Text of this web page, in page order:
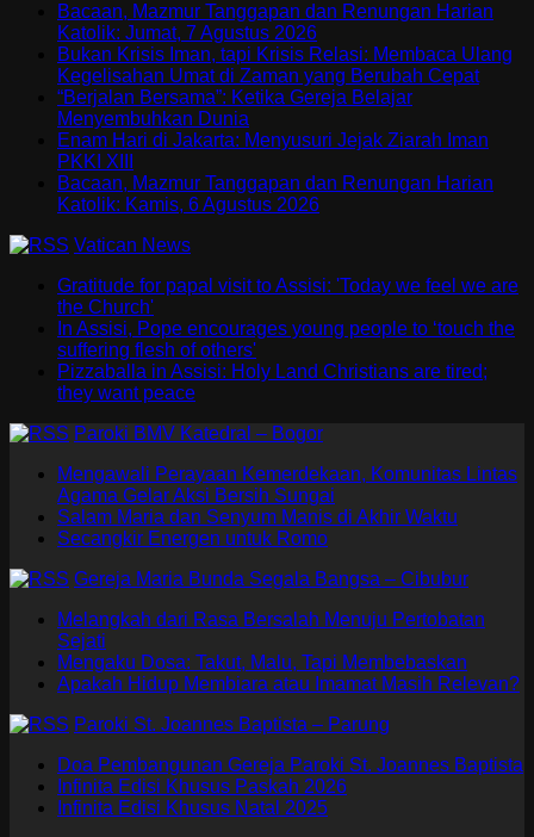
Bacaan, Mazmur Tanggapan dan Renungan Harian
Katolik: Jumat, 7 Agustus 2026
Bukan Krisis Iman, tapi Krisis Relasi: Membaca Ulang
Kegelisahan Umat di Zaman yang Berubah Cepat
“Berjalan Bersama”: Ketika Gereja Belajar
Menyembuhkan Dunia
Enam Hari di Jakarta: Menyusuri Jejak Ziarah Iman
PKKI XIII
Bacaan, Mazmur Tanggapan dan Renungan Harian
Katolik: Kamis, 6 Agustus 2026
Vatican News
Gratitude for papal visit to Assisi: 'Today we feel we are
the Church'
In Assisi, Pope encourages young people to ‘touch the
suffering flesh of others'
Pizzaballa in Assisi: Holy Land Christians are tired;
they want peace
Paroki BMV Katedral – Bogor
Mengawali Perayaan Kemerdekaan, Komunitas Lintas
Agama Gelar Aksi Bersih Sungai
Salam Maria dan Senyum Manis di Akhir Waktu
Secangkir Energen untuk Romo
Gereja Maria Bunda Segala Bangsa – Cibubur
Melangkah dari Rasa Bersalah Menuju Pertobatan
Sejati
Mengaku Dosa: Takut, Malu, Tapi Membebaskan
Apakah Hidup Membiara atau Imamat Masih Relevan?
Paroki St. Joannes Baptista – Parung
Doa Pembangunan Gereja Paroki St. Joannes Baptista
Infinita Edisi Khusus Paskah 2026
Infinita Edisi Khusus Natal 2025